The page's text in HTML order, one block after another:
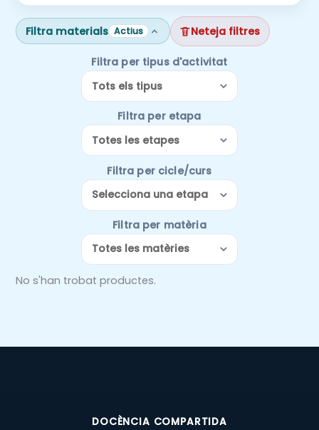
Filtra materials Actius Neteja filtres
Filtra per tipus d'activitat
Filtra per etapa
Filtra per cicle/curs
Filtra per matèria
No s'han trobat productes.
DOCÈNCIA COMPARTIDA